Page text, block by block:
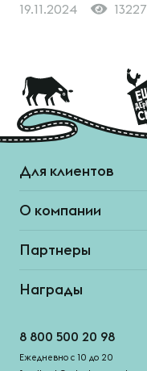
19.11.2024 13227
Для клиентов
О компании
Партнеры
Награды
8 800 500 20 98
Ежедневно с 10 до 20